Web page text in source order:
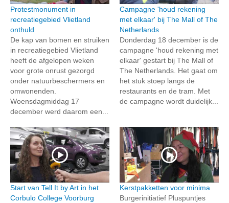
Protestmonument in
recreatiegebied Vlietland
onthuld
De kap van bomen en struiken
in recreatiegebied Vlietland
heeft de afgelopen weken
voor grote onrust gezorgd
onder natuurbeschermers en
omwonenden.
Woensdagmiddag 17
december werd daarom een...
Campagne 'houd rekening
met elkaar' bij The Mall of The
Netherlands
Donderdag 18 december is de
campagne 'houd rekening met
elkaar' gestart bij The Mall of
The Netherlands. Het gaat om
het stuk stoep langs de
restaurants en de tram. Met
de campagne wordt duidelijk...
Start van Tell It by Art in het
Corbulo College Voorburg
Kerstpakketten voor minima
Burgerinitiatief Pluspuntjes